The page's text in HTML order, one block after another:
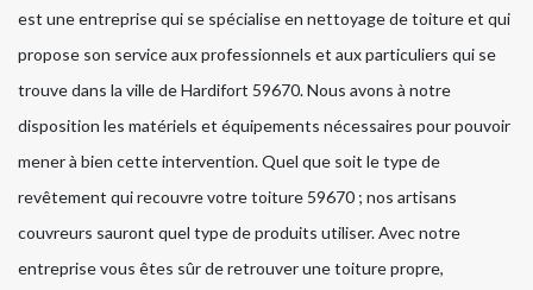
est une entreprise qui se spécialise en nettoyage de toiture et qui
propose son service aux professionnels et aux particuliers qui se
trouve dans la ville de Hardifort 59670. Nous avons à notre
disposition les matériels et équipements nécessaires pour pouvoir
mener à bien cette intervention. Quel que soit le type de
revêtement qui recouvre votre toiture 59670 ; nos artisans
couvreurs sauront quel type de produits utiliser. Avec notre
entreprise vous êtes sûr de retrouver une toiture propre,